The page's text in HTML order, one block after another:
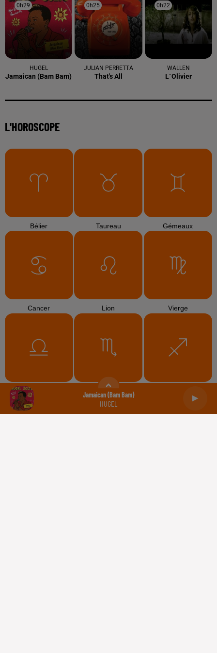
Jamaican (bam Bam)
HUGEL
0h29
0h29
HUGEL
Jamaican (bam Bam)
0h25
0h25
JULIAN PERRETTA
That's All
0h22
0h22
WALLEN
L´olivier
L'HOROSCOPE
Bélier Taureau Gémeaux
Cancer Lion Vierge
Balance Scorpion